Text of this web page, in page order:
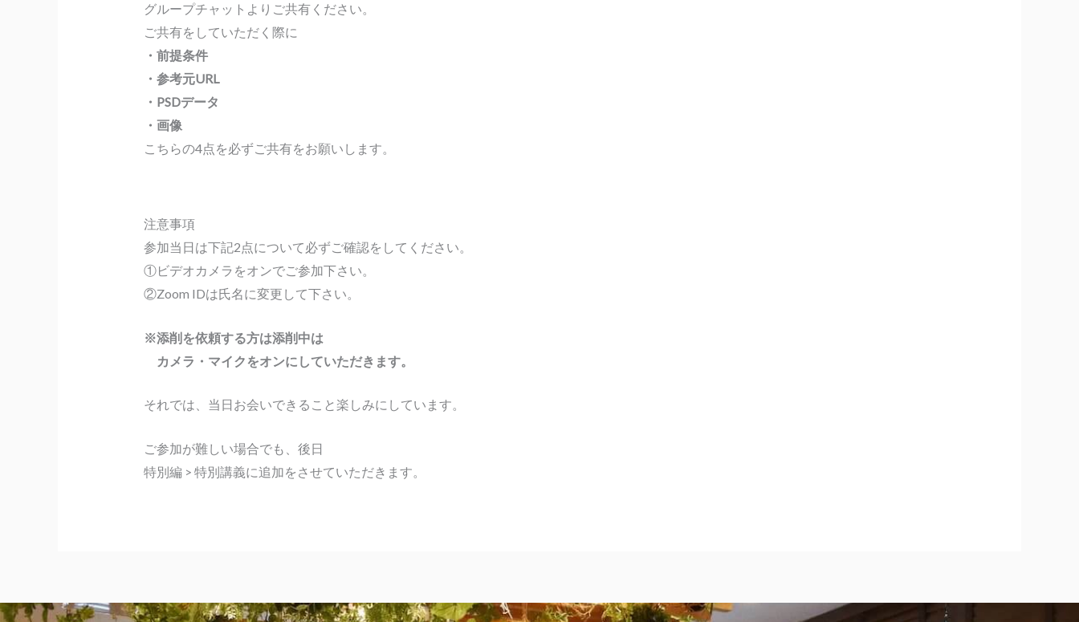
グループチャットよりご共有ください。
ご共有をしていただく際に
・前提条件
・参考元URL
・PSDデータ
・画像
こちらの4点を必ずご共有をお願いします。
注意事項
参加当日は下記2点について必ずご確認をしてください。
①ビデオカメラをオンでご参加下さい。
②Zoom IDは氏名に変更して下さい。
※添削を依頼する方は添削中は
カメラ・マイクをオンにしていただきます。
それでは、当日お会いできること楽しみにしています。
ご参加が難しい場合でも、後日
特別編 > 特別講義に追加をさせていただきます。